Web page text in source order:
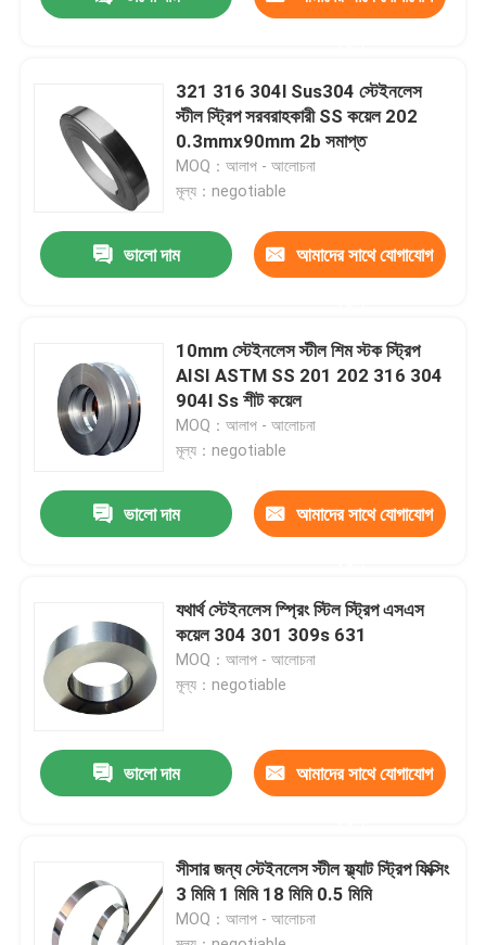
পণ্য
আমাদের সম্পর্কে
কারখানা ভ্রমণ
যোগাযোগ করুন
উদ্ধৃতির জন্য আবেদন
স্টেইনলেস স্টীল বৃত্তাকার টিউব
স্টেইনলেস স্টীল প্লেট শীট
321 316 304l Sus304 স্টেইনলেস
স্টীল স্ট্রিপ সরবরাহকারী SS কয়েল 202
0.3mmx90mm 2b সমাপ্ত
MOQ：আলাপ - আলোচনা
মূল্য：negotiable
ভালো দাম আমাদের সাথে যোগাযোগ
10mm স্টেইনলেস স্টীল শিম স্টক স্ট্রিপ
AISI ASTM SS 201 202 316 304
904l Ss শীট কয়েল
MOQ：আলাপ - আলোচনা
মূল্য：negotiable
ভালো দাম আমাদের সাথে যোগাযোগ
যথার্থ স্টেইনলেস স্প্রিং স্টিল স্ট্রিপ এসএস
কয়েল 304 301 309s 631
MOQ：আলাপ - আলোচনা
মূল্য：negotiable
ভালো দাম আমাদের সাথে যোগাযোগ
সীসার জন্য স্টেইনলেস স্টীল ফ্ল্যাট স্ট্রিপ ফিক্সিং
3 মিমি 1 মিমি 18 মিমি 0.5 মিমি
MOQ：আলাপ - আলোচনা